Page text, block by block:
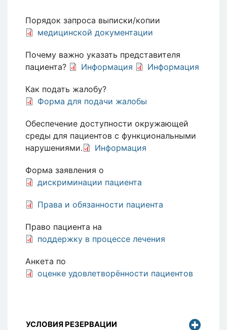
Порядок запроса выписки/копии
медицинской документации
Почему важно указать представителя
пациента?
Информация Информация
Как подать жалобу?
Форма для подачи жалобы
Обеспечение доступности окружающей
среды для пациентов с функциональными
нарушениями.
Информация
Форма заявления о
дискриминации пациента
Права и обязанности пациента
Право пациента на
поддержку в процессе лечения
Анкета по
оценке удовлетворённости пациентов
УСЛОВИЯ РЕЗЕРВАЦИИ